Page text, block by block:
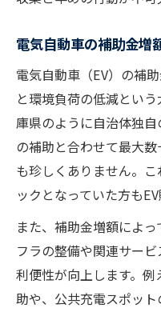
電気自動車の補助金増
電気自動車（EV）の補
と環境負荷の低減とい
庫県のように自治体独
の補助と合わせて最大
も珍しくありません。
ックとなっていた方も
また、補助金増額によ
フラの整備や関連サー
利便性が向上します。
助や、公共充電スポッ